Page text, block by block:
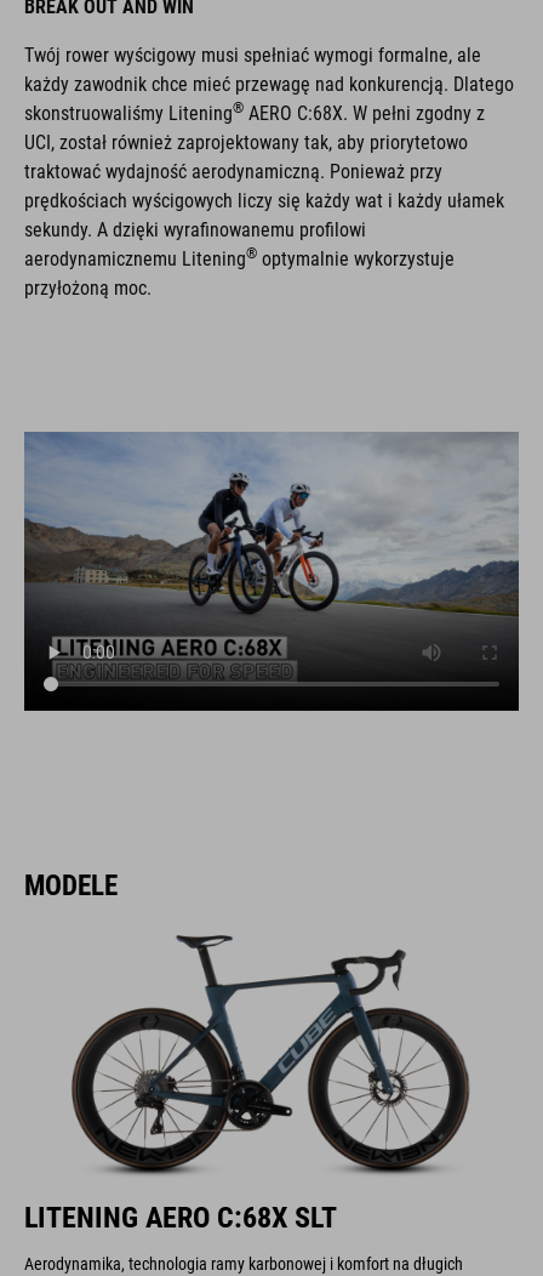
BREAK OUT AND WIN
Twój rower wyścigowy musi spełniać wymogi formalne, ale
każdy zawodnik chce mieć przewagę nad konkurencją. Dlatego
skonstruowaliśmy Litening® AERO C:68X. W pełni zgodny z
UCI, został również zaprojektowany tak, aby priorytetowo
traktować wydajność aerodynamiczną. Ponieważ przy
prędkościach wyścigowych liczy się każdy wat i każdy ułamek
sekundy. A dzięki wyrafinowanemu profilowi
aerodynamicznemu Litening® optymalnie wykorzystuje
przyłożoną moc.
MODELE
LITENING AERO C:68X SLT
Aerodynamika, technologia ramy karbonowej i komfort na długich